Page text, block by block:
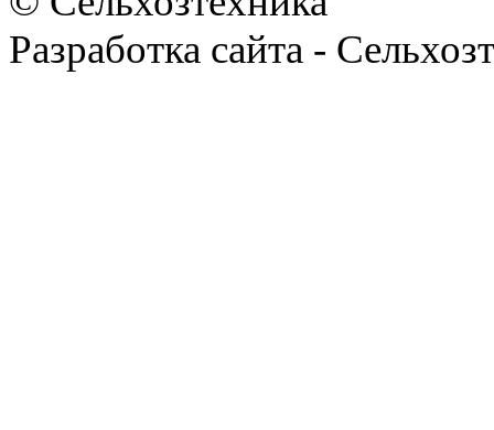
Разработка сайта -